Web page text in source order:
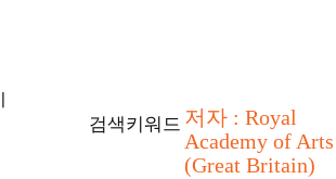
검색키워드 저자 : Royal
Academy of Arts
(Great Britain)